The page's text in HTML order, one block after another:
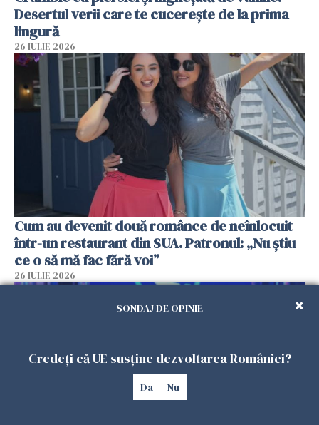
Desertul verii care te cucerește de la prima
lingură
26 IULIE 2026
Cum au devenit două românce de neînlocuit
într-un restaurant din SUA. Patronul: „Nu știu
ce o să mă fac fără voi”
26 IULIE 2026
SONDAJ DE OPINIE
Credeți că UE susține dezvoltarea României?
Da Nu